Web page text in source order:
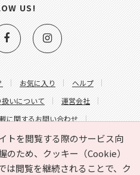
トを閲覧する際のサービス向
のため、クッキー（Cookie）
は閲覧を継続されることで、ク
お気に入り
ヘルプ
いについて
運営会社
に関するお問い合わせ
するお問い合わせ
US!